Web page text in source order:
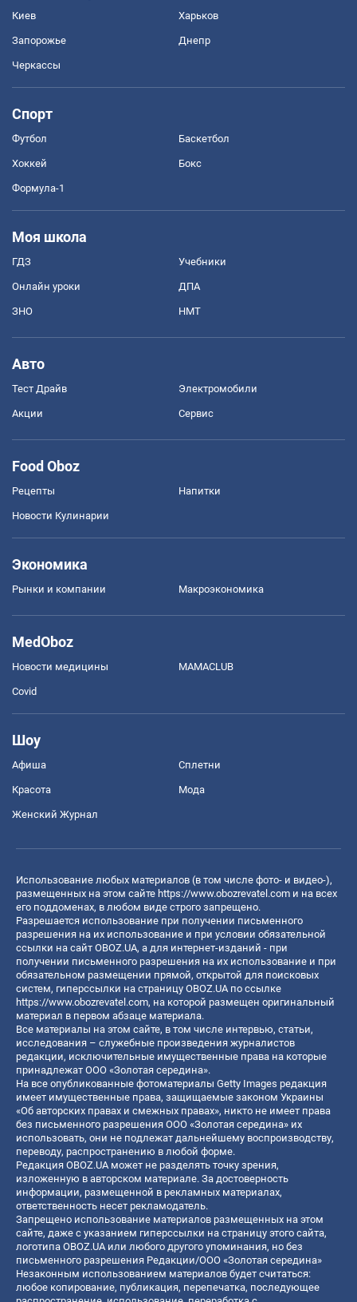
Киев Харьков
Запорожье Днепр
Черкассы
Спорт
Футбол Баскетбол
Хоккей Бокс
Формула-1
Моя школа
ГДЗ Учебники
Онлайн уроки ДПА
ЗНО НМТ
Авто
Тест Драйв Электромобили
Акции Сервис
Food Oboz
Рецепты Напитки
Новости Кулинарии
Экономика
Рынки и компании Mакроэкономика
MedOboz
Новости медицины MAMACLUB
Covid
Шоу
Афиша Сплетни
Красота Мода
Женский Журнал
Использование любых материалов (в том числе фото- и видео-),
размещенных на этом сайте https://www.obozrevatel.com и на всех
его поддоменах, в любом виде строго запрещено.
Разрешается использование при получении письменного
разрешения на их использование и при условии обязательной
ссылки на сайт OBOZ.UA, а для интернет-изданий - при
получении письменного разрешения на их использование и при
обязательном размещении прямой, открытой для поисковых
систем, гиперссылки на страницу OBOZ.UA по ссылке
https://www.obozrevatel.com, на которой размещен оригинальный
материал в первом абзаце материала.
Все материалы на этом сайте, в том числе интервью, статьи,
исследования – служебные произведения журналистов
редакции, исключительные имущественные права на которые
принадлежат ООО «Золотая середина».
На все опубликованные фотоматериалы Getty Images редакция
имеет имущественные права, защищаемые законом Украины
«Об авторских правах и смежных правах», никто не имеет права
без письменного разрешения ООО «Золотая середина» их
использовать, они не подлежат дальнейшему воспроизводству,
переводу, распространению в любой форме.
Редакция OBOZ.UA может не разделять точку зрения,
изложенную в авторском материале. За достоверность
информации, размещенной в рекламных материалах,
ответственность несет рекламодатель.
Запрещено использование материалов размещенных на этом
сайте, даже с указанием гиперссылки на страницу этого сайта,
логотипа OBOZ.UA или любого другого упоминания, но без
письменного разрешения Редакции/ООО «Золотая середина»
Незаконным использованием материалов будет считаться:
любое копирование, публикация, перепечатка, последующее